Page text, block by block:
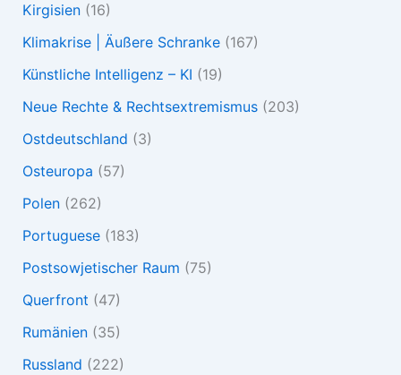
Kirgisien(16)
Klimakrise | Äußere Schranke(167)
Künstliche Intelligenz – KI (19)
Neue Rechte & Rechtsextremismus(203)
Ostdeutschland (3)
Osteuropa (57)
Polen(262)
Portuguese(183)
Postsowjetischer Raum (75)
Querfront (47)
Rumänien(35)
Russland (222)